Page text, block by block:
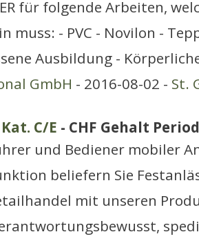
für folgende Arbeiten,
muss: - PVC - Novilon -
Ausbildung -
GmbH - 2016-08-02 - St.
C/E - CHF Gehalt
und Bediener mobiler
beliefern Sie
mit unseren